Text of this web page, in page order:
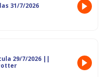
31/7/2026
29/7/2026 ||